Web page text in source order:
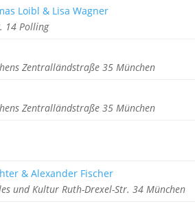
Loibl & Lisa Wagner
14 Polling
Zentralländstraße 35 München
Zentralländstraße 35 München
& Alexander Fischer
und Kultur Ruth-Drexel-Str. 34 München